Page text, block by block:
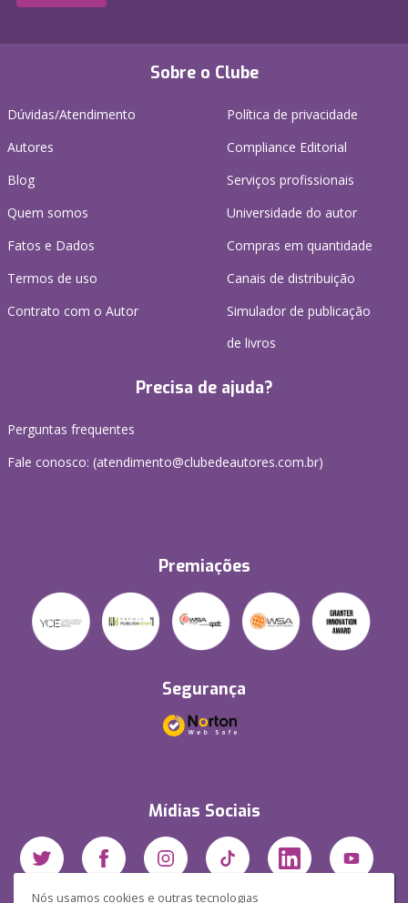
Nós usamos cookies e outras tecnologias
Sobre o Clube
Dúvidas/Atendimento
Autores
Blog
Quem somos
Fatos e Dados
Termos de uso
Contrato com o Autor
Política de privacidade
Compliance Editorial
Serviços profissionais
Universidade do autor
Compras em quantidade
Canais de distribuição
Simulador de publicação
de livros
Precisa de ajuda?
Perguntas frequentes
Fale conosco: (atendimento@clubedeautores.com.br)
Premiações
Segurança
Mídias Sociais